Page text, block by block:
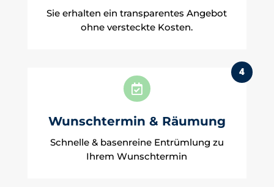
Sie erhalten ein transparentes Angebot
ohne versteckte Kosten.

Wunschtermin & Räumung
4
Schnelle & basenreine Entrümlung zu
Ihrem Wunschtermin